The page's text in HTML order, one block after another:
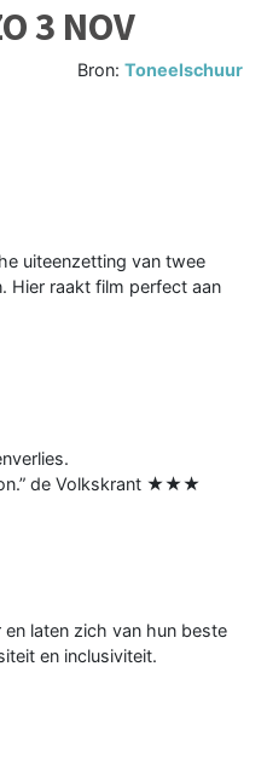
3 NOV
Bron:Toneelschuur
uiteenzetting van twee
Hier raakt film perfect aan
de Volkskrant ★★★
laten zich van hun beste
en inclusiviteit.